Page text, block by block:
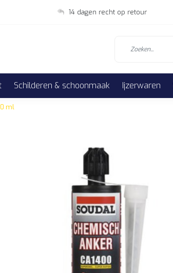
14 dagen recht op retour
Schilderen & schoonmaak Ijzerwaren
ml